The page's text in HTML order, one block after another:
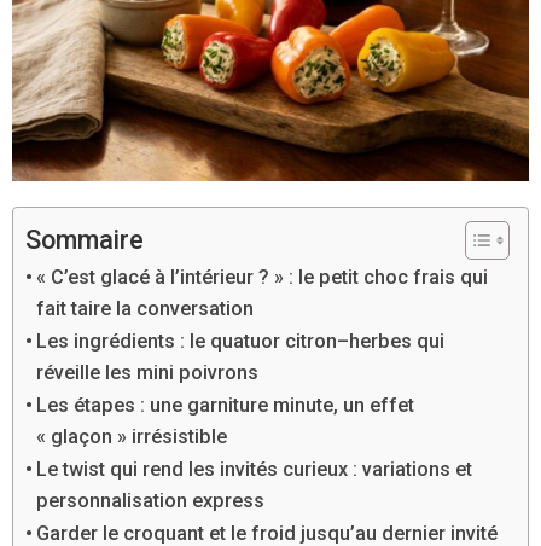
Sommaire
« C’est glacé à l’intérieur ? » : le petit choc frais qui
fait taire la conversation
Les ingrédients : le quatuor citron–herbes qui
réveille les mini poivrons
Les étapes : une garniture minute, un effet
« glaçon » irrésistible
Le twist qui rend les invités curieux : variations et
personnalisation express
Garder le croquant et le froid jusqu’au dernier invité